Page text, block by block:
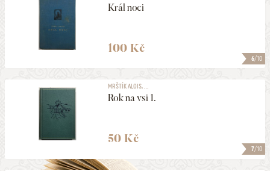
6/10
Král noci
100 Kč
7/10
MRŠTÍK ALOIS, ...
Rok na vsi 1.
50 Kč